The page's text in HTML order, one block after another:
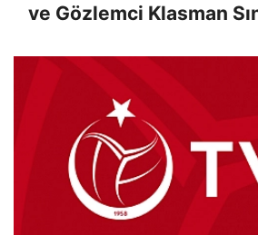
ve Gözlemci Klasman